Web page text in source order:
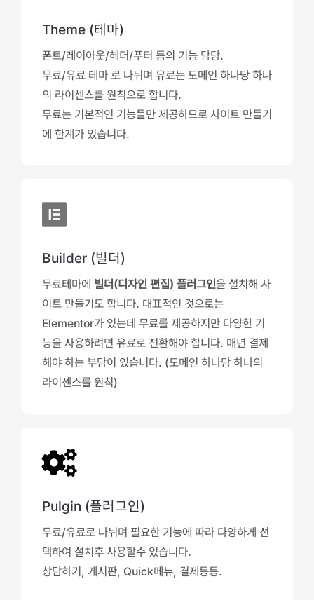
Theme (테마)
폰트/레이아웃/헤더/푸터 등의 기능 담당.
무료/유료 테마 로 나뉘며 유료는 도메인 하나당 하나
의 라이센스를 원칙으로 합니다.
무료는 기본적인 기능들만 제공하므로 사이트 만들기
에 한계가 있습니다.
Builder (빌더)
무료테마에 빌더(디자인 편집) 플러그인을 설치해 사
이트 만들기도 합니다. 대표적인 것으로는
Elementor가 있는데 무료를 제공하지만 다양한 기
능을 사용하려면 유료로 전환해야 합니다. 매년 결제
해야 하는 부담이 있습니다. (도메인 하나당 하나의
라이센스를 원칙)
Pulgin (플러그인)
무료/유료로 나뉘며 필요한 기능에 따라 다양하게 선
택하여 설치후 사용할수 있습니다.
상담하기, 게시판, Quick메뉴, 결제등등.